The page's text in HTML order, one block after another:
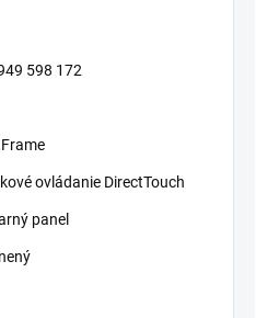
598 172
ovládanie DirectTouch
panel